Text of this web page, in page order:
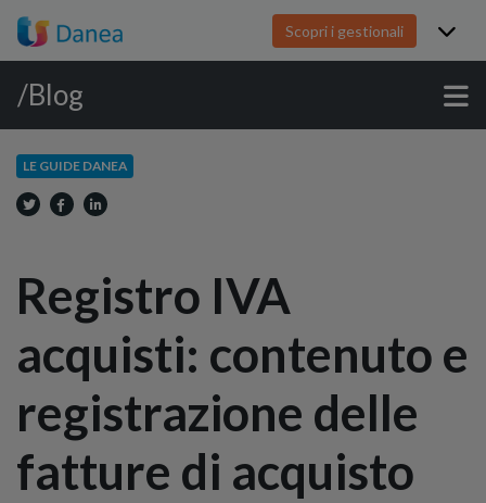
Scopri i gestionali
/Blog
LE GUIDE DANEA
Registro IVA
acquisti: contenuto e
registrazione delle
fatture di acquisto